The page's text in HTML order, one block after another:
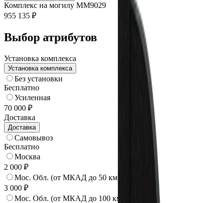
Комплекс на могилу ММ9029
955 135 ₽
Выбор атрибутов
Установка комплекса
Установка комплекса
Без установки
Бесплатно
Усиленная
70 000 ₽
Доставка
Доставка
Самовывоз
Бесплатно
Москва
2 000 ₽
Мос. Обл. (от МКАД до 50 км)
3 000 ₽
Мос. Обл. (от МКАД до 100 км)